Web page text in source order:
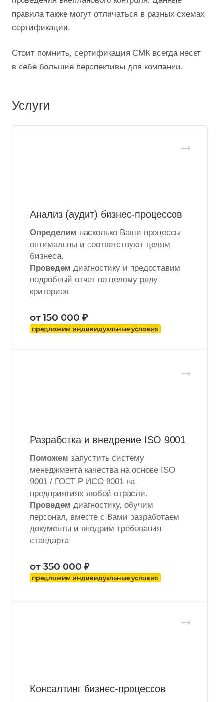
правила также могут отличаться в разных схемах
сертификации.
Стоит помнить, сертификация СМК всегда несет
в себе большие перспективы для компании.
Услуги
Анализ (аудит) бизнес-процессов
Определим насколько Ваши процессы
оптимальны и соответствуют целям
бизнеса.
Проведем диагностику и предоставим
подробный отчет по целому ряду
критериев
от 150 000 ₽
предложим индивидуальные условия
Разработка и внедрение ISO 9001
Поможем запустить систему
менеджмента качества на основе ISO
9001 / ГОСТ Р ИСО 9001 на
предприятиях любой отрасли.
Проведем диагностику, обучим
персонал, вместе с Вами разработаем
документы и внедрим требования
стандарта
от 350 000 ₽
предложим индивидуальные условия
Консалтинг бизнес-процессов